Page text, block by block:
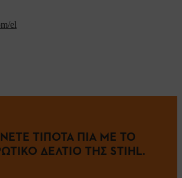
el
ΤΙΠΟΤΑ ΠΙΑ ΜΕ ΤΟ
ΔΕΛΤΙΟ ΤΗΣ STIHL.